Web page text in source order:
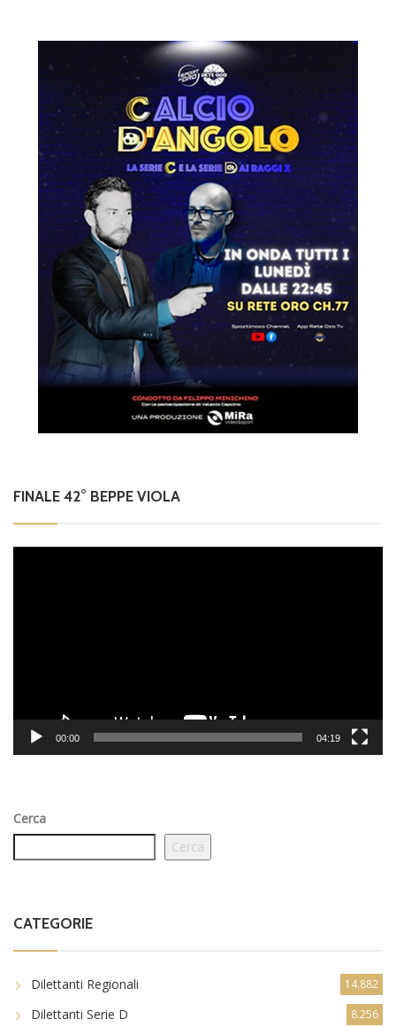
FINALE 42° BEPPE VIOLA
00:00 04:19
Cerca
Cerca
CATEGORIE
Dilettanti Regionali 14.882
Dilettanti Serie D 8.256